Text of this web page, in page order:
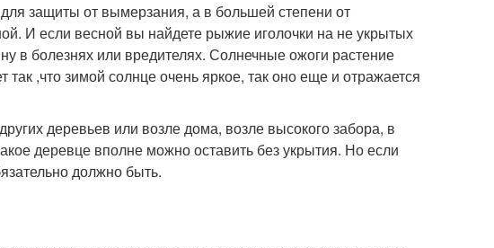
защиты от вымерзания, а в большей степени от
И если весной вы найдете рыжие иголочки на не укрытых
в болезнях или вредителях. Солнечные ожоги растение
,что зимой солнце очень яркое, так оно еще и отражается
деревьев или возле дома, возле высокого забора, в
деревце вполне можно оставить без укрытия. Но если
должно быть.